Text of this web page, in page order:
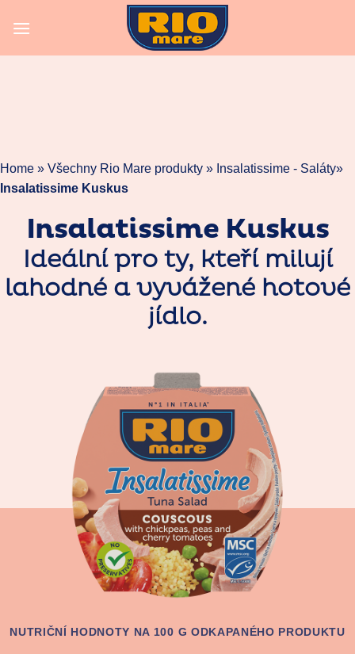
Home » Všechny Rio Mare produkty » Insalatissime - Saláty»
Insalatissime Kuskus
Insalatissime Kuskus
Ideální pro ty, kteří milují
lahodné a vyvážené hotové
jídlo.
NUTRIČNÍ HODNOTY NA 100 G ODKAPANÉHO PRODUKTU